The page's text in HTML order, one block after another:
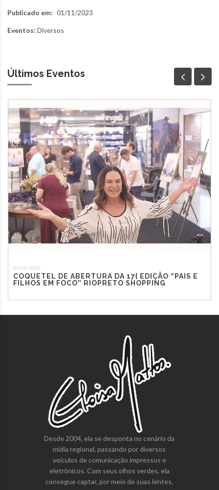
Publicado em: 01/11/2023
Eventos: Diversos
Últimos Eventos
05/06/2026
COQUETEL DE ABERTURA DA 17{ EDIÇÃO “PAIS E
FILHOS EM FOCO” RIOPRETO SHOPPING
Desde 2004, ela se desponta no cenário da
mídia regional, passando por diversos
veículos de comunicação impressos e
eletrônicos. Com seus olhos verdes, ela
consegue captar, por meio de suas lentes,